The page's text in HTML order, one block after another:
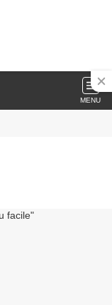
MENU